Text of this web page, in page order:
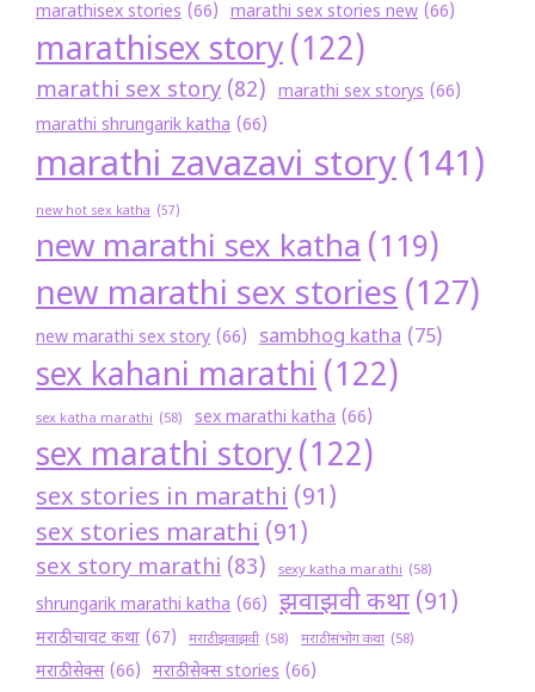
marathisex stories (66) marathi sex stories new (66)
marathisex story (122)
marathi sex story (82) marathi sex storys (66)
marathi shrungarik katha (66)
marathi zavazavi story(141)
new hot sex katha (57)
new marathi sex katha (119)
new marathi sex stories(127)
new marathi sex story (66) sambhog katha (75)
sex kahani marathi (122)
sex katha marathi (58) sex marathi katha (66)
sex marathi story (122)
sex stories in marathi (91)
sex stories marathi (91)
sex story marathi (83) sexy katha marathi (58)
shrungarik marathi katha (66) झवाझवी कथा (91)
मराठी चावट कथा (67) मराठी झवाझवी (58) मराठी संभोग कथा (58)
मराठी सेक्स (66) मराठी सेक्स stories (66)